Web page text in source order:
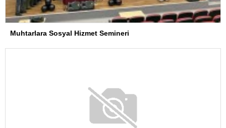
Muhtarlara Sosyal Hizmet Semineri